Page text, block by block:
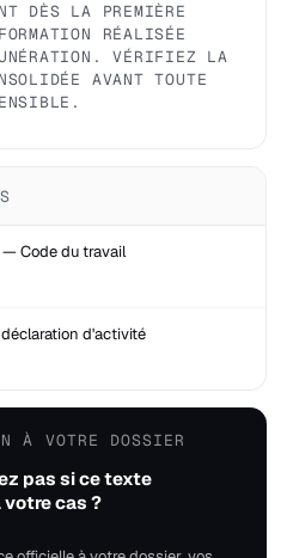
DÈS LA PREMIÈRE
RÉALISÉE
VÉRIFIEZ LA
AVANT TOUTE
Code du travail
d'activité
À VOTRE DOSSIER
pas si ce texte
cas ?